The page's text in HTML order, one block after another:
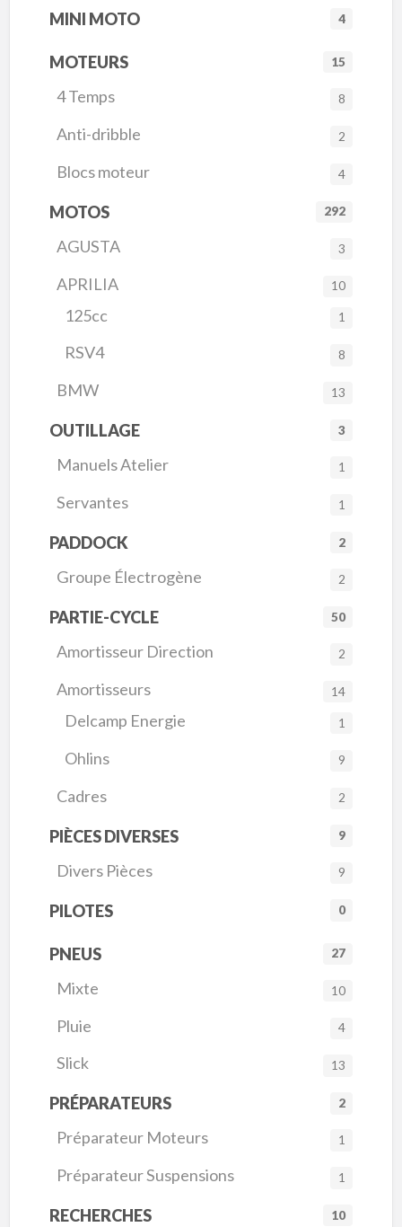
MINI MOTO 4
MOTEURS 15
4 Temps 8
Anti-dribble 2
Blocs moteur 4
MOTOS 292
AGUSTA 3
APRILIA 10
125cc 1
RSV4 8
BMW 13
OUTILLAGE 3
Manuels Atelier 1
Servantes 1
PADDOCK 2
Groupe Électrogène 2
PARTIE-CYCLE 50
Amortisseur Direction 2
Amortisseurs 14
Delcamp Energie 1
Ohlins 9
Cadres 2
PIÈCES DIVERSES 9
Divers Pièces 9
PILOTES 0
PNEUS 27
Mixte 10
Pluie 4
Slick 13
PRÉPARATEURS 2
Préparateur Moteurs 1
Préparateur Suspensions 1
RECHERCHES 10